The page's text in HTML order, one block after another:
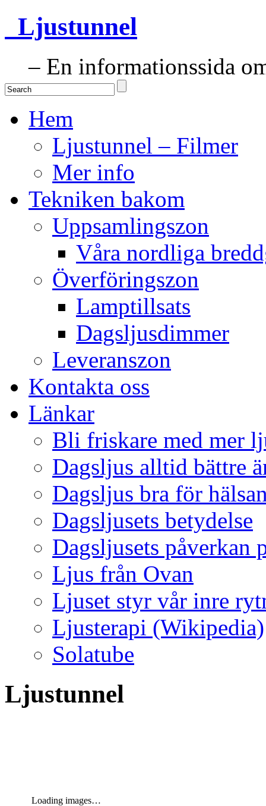
Ljustunnel
– En informationssida
Hem
Ljustunnel – Filmer
Mer info
Tekniken bakom
Uppsamlingszon
Våra nordliga
Överföringszon
Lamptillsats
Dagsljusdimmer
Leveranszon
Kontakta oss
Länkar
Bli friskare med mer
Dagsljus alltid bättre
Dagsljus bra för
Dagsljusets betydelse
Dagsljusets påverkan
Ljus från Ovan
Ljuset styr vår inre
Ljusterapi (Wikipedia)
Solatube
Ljustunnel
Loading images…